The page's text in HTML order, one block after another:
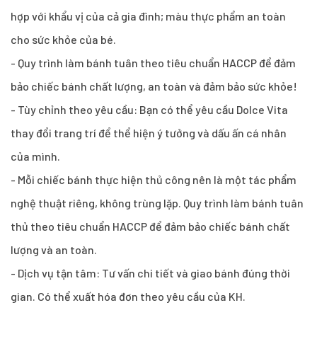
hợp với khẩu vị của cả gia đình; màu thực phẩm an toàn
cho sức khỏe của bé.
- Quy trình làm bánh tuân theo tiêu chuẩn HACCP để đảm
bảo chiếc bánh chất lượng, an toàn và đảm bảo sức khỏe!
- Tùy chỉnh theo yêu cầu: Bạn có thể yêu cầu Dolce Vita
thay đổi trang trí để thể hiện ý tưởng và dấu ấn cá nhân
của mình.
- Mỗi chiếc bánh thực hiện thủ công nên là một tác phẩm
nghệ thuật riêng, không trùng lặp. Quy trình làm bánh tuân
thủ theo tiêu chuẩn HACCP để đảm bảo chiếc bánh chất
lượng và an toàn.
- Dịch vụ tận tâm: Tư vấn chi tiết và giao bánh đúng thời
gian. Có thể xuất hóa đơn theo yêu cầu của KH.